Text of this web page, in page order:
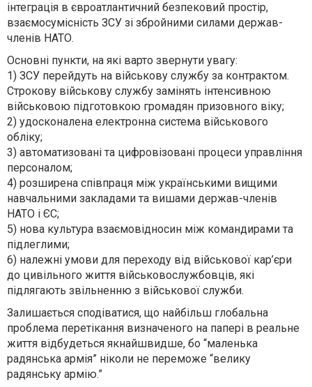
інтеграція в євроатлантичний безпековий простір,
взаємосумісність ЗСУ зі збройними силами держав-
членів НАТО.
Основні пункти, на які варто звернути увагу:
1) ЗСУ перейдуть на військову службу за контрактом.
Строкову військову службу замінять інтенсивною
військовою підготовкою громадян призовного віку;
2) удосконалена електронна система військового
обліку;
3) автоматизовані та цифровізовані процеси управління
персоналом;
4) розширена співпраця між українськими вищими
навчальними закладами та вишами держав-членів
НАТО і ЄС;
5) нова культура взаємовідносин між командирами та
підлеглими;
6) належні умови для переходу від військової кар’єри
до цивільного життя військовослужбовців, які
підлягають звільненню з військової служби.
Залишається сподіватися, що найбільш глобальна
проблема перетікання визначеного на папері в реальне
життя відбудеться якнайшвидше, бо “маленька
радянська армія” ніколи не переможе “велику
радянську армію.”